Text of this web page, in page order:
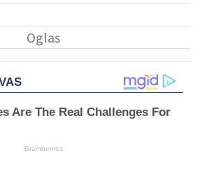
Are The Real Challenges For
Brainberries